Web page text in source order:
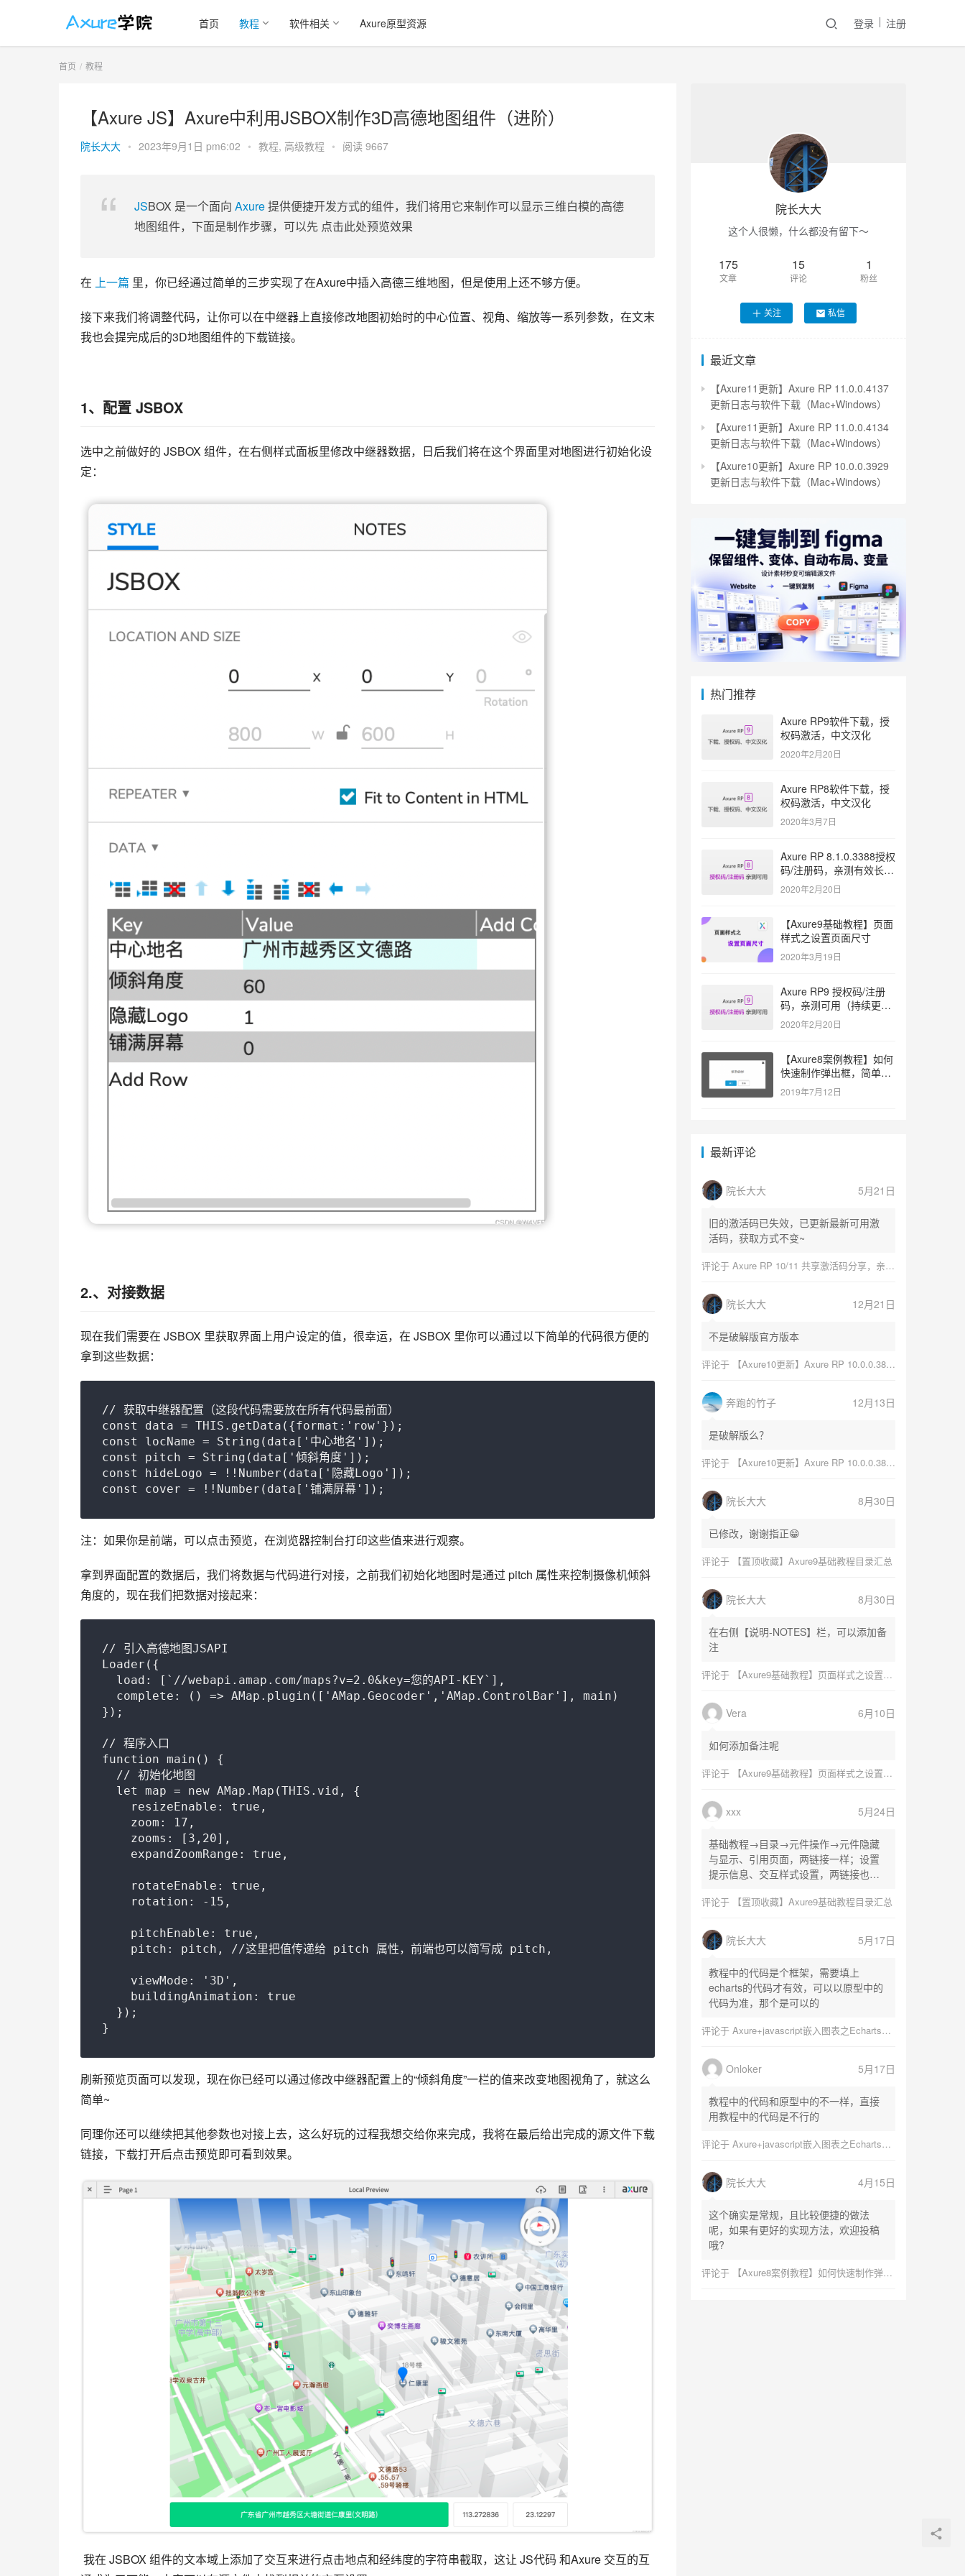
首页 教程 软件相关 Axure原型资源 登录 注册
首页 教程
【Axure JS】Axure中利用JSBOX制作3D高德地图组件（进阶）
院长大大 • 2023年9月1日 pm6:02 • 教程, 高级教程 • 阅读 9667
JSBOX 是一个面向 Axure提供便捷开发方式的组件，我们将用它来制作可以显示三维白模的高德
地图组件，下面是制作步骤，可以先 点击此处预览效果
在 上一篇 里，你已经通过简单的三步实现了在Axure中插入高德三维地图，但是使用上还不够方便。
接下来我们将调整代码，让你可以在中继器上直接修改地图初始时的中心位置、视角、缩放等一系列参数，在文末
我也会提完成后的3D地图组件的下载链接。
1、配置 JSBOX
选中之前做好的 JSBOX 组件，在右侧样式面板里修改中继器数据，日后我们将在这个界面里对地图进行初始化设
定：
2.、对接数据
现在我们需要在 JSBOX 里获取界面上用户设定的值，很幸运，在 JSBOX 里你可以通过以下简单的代码很方便的
拿到这些数据：
// 获取中继器配置（这段代码需要放在所有代码最前面）
const data = THIS.getData({format:'row'});
const locName = String(data['中心地名']);
const pitch = String(data['倾斜角度']);
const hideLogo = !!Number(data['隐藏Logo']);
const cover = !!Number(data['铺满屏幕']);
注：如果你是前端，可以点击预览，在浏览器控制台打印这些值来进行观察。
拿到界面配置的数据后，我们将数据与代码进行对接，之前我们初始化地图时是通过 pitch 属性来控制摄像机倾斜
角度的，现在我们把数据对接起来：
// 引入高德地图JSAPI
Loader({
  load: [`//webapi.amap.com/maps?v=2.0&key=您的API-KEY`],
  complete: () => AMap.plugin(['AMap.Geocoder','AMap.ControlBar'], main)
});
// 程序入口
function main() {
  // 初始化地图
  let map = new AMap.Map(THIS.vid, {
    resizeEnable: true,
    zoom: 17,
    zooms: [3,20],
    expandZoomRange: true,
    rotateEnable: true,
    rotation: -15,
    pitchEnable: true,
    pitch: pitch, //这里把值传递给 pitch 属性，前端也可以简写成 pitch,
    viewMode: '3D',
    buildingAnimation: true
  });
}
刷新预览页面可以发现，现在你已经可以通过修改中继器配置上的“倾斜角度”一栏的值来改变地图视角了，就这么
简单~
同理你还可以继续把其他参数也对接上去，这么好玩的过程我想交给你来完成，我将在最后给出完成的源文件下载
链接，下载打开后点击预览即可看到效果。
院长大大
这个人很懒，什么都没有留下～
175
文章
15
评论
1
粉丝
关注 私信
最近文章
【Axure11更新】Axure RP 11.0.0.4137
更新日志与软件下载（Mac+Windows）
【Axure11更新】Axure RP 11.0.0.4134
更新日志与软件下载（Mac+Windows）
【Axure10更新】Axure RP 10.0.0.3929
更新日志与软件下载（Mac+Windows）
热门推荐
Axure RP9软件下载，授
权码激活，中文汉化
2020年2月20日
Axure RP8软件下载，授
权码激活，中文汉化
2020年3月7日
Axure RP 8.1.0.3388授权
码/注册码，亲测有效长久
激活
2020年2月20日
【Axure9基础教程】页面
样式之设置页面尺寸
2020年3月19日
Axure RP9 授权码/注册
码，亲测可用（持续更
新）
2020年2月20日
【Axure8案例教程】如何
快速制作弹出框，简单易
学
2019年7月12日
最新评论
院长大大 5月21日
旧的激活码已失效，已更新最新可用激
活码，获取方式不变~
评论于 Axure RP 10/11 共享激活码分享，亲测可用（持续更新）
院长大大 12月21日
不是破解版官方版本
评论于 【Axure10更新】Axure RP 10.0.0.3868更新日志与软件下载（Mac+Windows）
奔跑的竹子 12月13日
是破解版么？
评论于 【Axure10更新】Axure RP 10.0.0.3868更新日志与软件下载（Mac+Windows）
院长大大 8月30日
已修改，谢谢指正😁
评论于 【置顶收藏】Axure9基础教程目录汇总
院长大大 8月30日
在右侧【说明-NOTES】栏，可以添加备
注
评论于 【Axure9基础教程】页面样式之设置页面尺寸
Vera 6月10日
如何添加备注呢
评论于 【Axure9基础教程】页面样式之设置页面尺寸
xxx 5月24日
基础教程→目录→元件操作→元件隐藏
与显示、引用页面，两链接一样；设置
提示信息、交互样式设置，两链接也一
评论于 【置顶收藏】Axure9基础教程目录汇总
院长大大 5月17日
教程中的代码是个框架，需要填上
echarts的代码才有效，可以以原型中的
代码为准，那个是可以的
评论于 Axure+javascript嵌入图表之Echarts图表
Onloker 5月17日
教程中的代码和原型中的不一样，直接
用教程中的代码是不行的
评论于 Axure+javascript嵌入图表之Echarts图表
院长大大 4月15日
这个确实是常规，且比较便捷的做法
呢，如果有更好的实现方法，欢迎投稿
哦?
评论于 【Axure8案例教程】如何快速制作弹出框，简单易学